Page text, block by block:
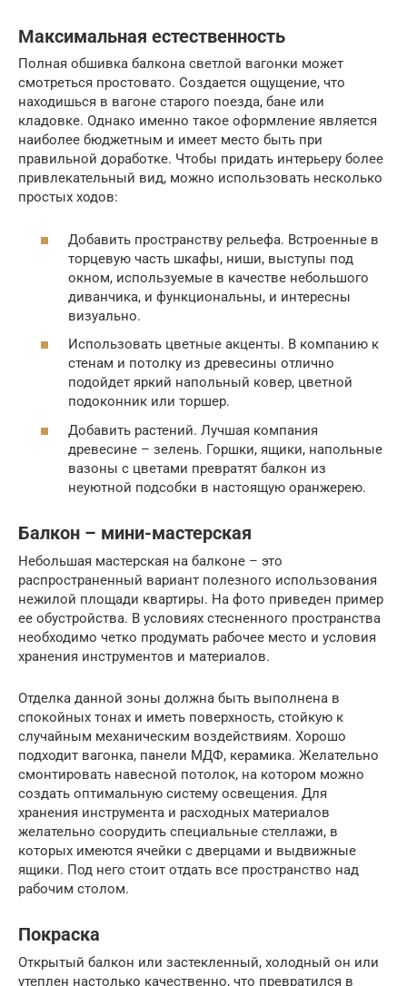
Максимальная естественность
Полная обшивка балкона светлой вагонки может
смотреться простовато. Создается ощущение, что
находишься в вагоне старого поезда, бане или
кладовке. Однако именно такое оформление является
наиболее бюджетным и имеет место быть при
правильной доработке. Чтобы придать интерьеру более
привлекательный вид, можно использовать несколько
простых ходов:
Добавить пространству рельефа. Встроенные в
торцевую часть шкафы, ниши, выступы под
окном, используемые в качестве небольшого
диванчика, и функциональны, и интересны
визуально.
Использовать цветные акценты. В компанию к
стенам и потолку из древесины отлично
подойдет яркий напольный ковер, цветной
подоконник или торшер.
Добавить растений. Лучшая компания
древесине – зелень. Горшки, ящики, напольные
вазоны с цветами превратят балкон из
неуютной подсобки в настоящую оранжерею.
Балкон – мини-мастерская
Небольшая мастерская на балконе – это
распространенный вариант полезного использования
нежилой площади квартиры. На фото приведен пример
ее обустройства. В условиях стесненного пространства
необходимо четко продумать рабочее место и условия
хранения инструментов и материалов.
Отделка данной зоны должна быть выполнена в
спокойных тонах и иметь поверхность, стойкую к
случайным механическим воздействиям. Хорошо
подходит вагонка, панели МДФ, керамика. Желательно
смонтировать навесной потолок, на котором можно
создать оптимальную систему освещения. Для
хранения инструмента и расходных материалов
желательно соорудить специальные стеллажи, в
которых имеются ячейки с дверцами и выдвижные
ящики. Под него стоит отдать все пространство над
рабочим столом.
Покраска
Открытый балкон или застекленный, холодный он или
утеплен настолько качественно, что превратился в